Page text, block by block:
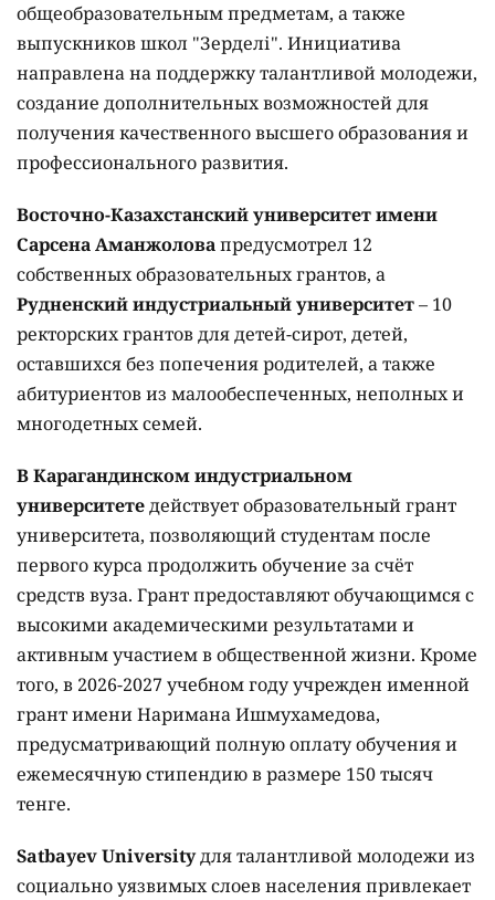
общеобразовательным предметам, а также
выпускников школ "Зерделі". Инициатива
направлена на поддержку талантливой молодежи,
создание дополнительных возможностей для
получения качественного высшего образования и
профессионального развития.
Восточно-Казахстанский университет имени
Сарсена Аманжоловапредусмотрел 12
собственных образовательных грантов, а
Рудненский индустриальный университет– 10
ректорских грантов для детей-сирот, детей,
оставшихся без попечения родителей, а также
абитуриентов из малообеспеченных, неполных и
многодетных семей.
В Карагандинском индустриальном
университетедействует образовательный грант
университета, позволяющий студентам после
первого курса продолжить обучение за счёт
средств вуза. Грант предоставляют обучающимся с
высокими академическими результатами и
активным участием в общественной жизни. Кроме
того, в 2026-2027 учебном году учрежден именной
грант имени Наримана Ишмухамедова,
предусматривающий полную оплату обучения и
ежемесячную стипендию в размере 150 тысяч
тенге.
Satbayev Universityдля талантливой молодежи из
социально уязвимых слоев населения привлекает